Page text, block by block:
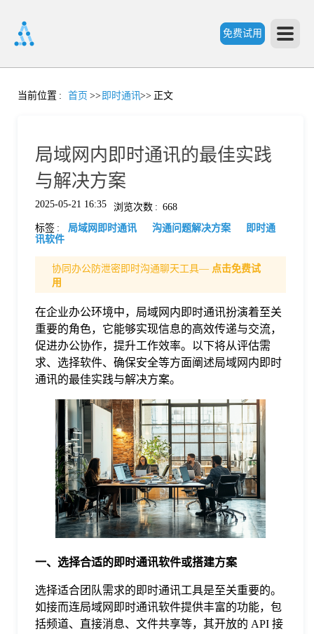
免费试用
首
格
当前位置 : 首页 >> 即时通讯>> 正文
局域网内即时通讯的最佳实践
与解决方案
2025-05-21 16:35 浏览次数 : 668
标签 : 局域网即时通讯 沟通问题解决方案
即时通
讯软件
协同办公防泄密即时沟通聊天工具— 点击免费试
用
在企业办公环境中，局域网内即时通讯扮演着至关
重要的角色，它能够实现信息的高效传递与交流，
促进办公协作，提升工作效率。以下将从评估需
求、选择软件、确保安全等方面阐述局域网内即时
通讯的最佳实践与解决方案。
一、选择合适的即时通讯软件或搭建方案
选择适合团队需求的即时通讯工具是至关重要的。
如接而连局域网即时通讯软件提供丰富的功能，包
括频道、直接消息、文件共享等，其开放的 API 接